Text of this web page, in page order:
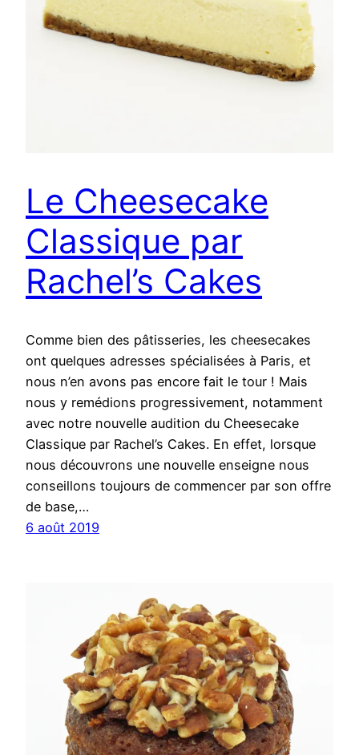
Le Cheesecake
Classique par
Rachel’s Cakes
Comme bien des pâtisseries, les cheesecakes
ont quelques adresses spécialisées à Paris, et
nous n’en avons pas encore fait le tour ! Mais
nous y remédions progressivement, notamment
avec notre nouvelle audition du Cheesecake
Classique par Rachel’s Cakes. En effet, lorsque
nous découvrons une nouvelle enseigne nous
conseillons toujours de commencer par son offre
de base,…
6 août 2019